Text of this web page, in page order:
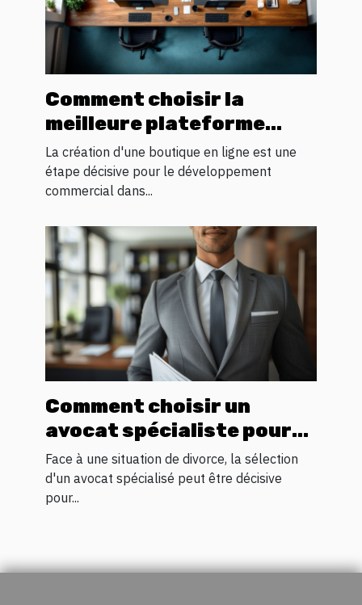
Comment choisir la
meilleure plateforme
pour votre boutique en
ligne
La création d'une boutique en ligne est une
étape décisive pour le développement
commercial dans...
Comment choisir un
avocat spécialiste pour
votre processus de
divorce
Face à une situation de divorce, la sélection
d'un avocat spécialisé peut être décisive
pour...